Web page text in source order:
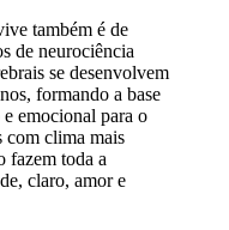
também é de
de neurociência
se desenvolvem
formando a base
emocional para o
com clima mais
fazem toda a
claro, amor e